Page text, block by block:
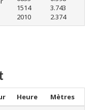
1514
2010
3.743
2.374
Heure Mètres